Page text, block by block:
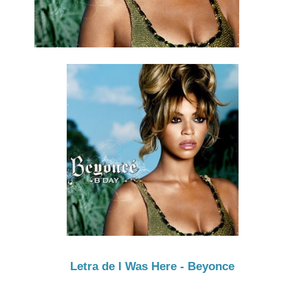
Letra de I Was Here - Beyonce